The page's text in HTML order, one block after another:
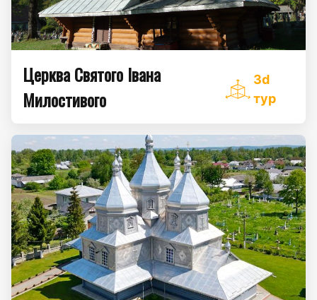
Церква Святого Івана
Милостивого
3d
тур